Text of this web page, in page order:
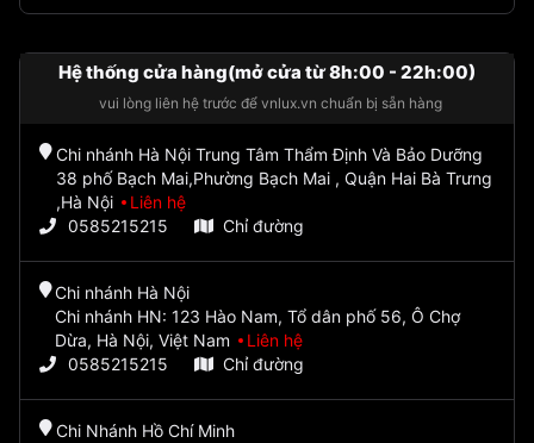
Hệ thống cửa hàng(mở cửa từ 8h:00 - 22h:00)
vui lòng liên hệ trước để vnlux.vn chuẩn bị sẵn hàng
Chi nhánh Hà Nội Trung Tâm Thẩm Định Và Bảo Dưỡng
38 phố Bạch Mai,Phường Bạch Mai , Quận Hai Bà Trưng
,Hà Nội
Liên hệ
0585215215
Chỉ đường
Chi nhánh Hà Nội
Chi nhánh HN: 123 Hào Nam, Tổ dân phố 56, Ô Chợ
Dừa, Hà Nội, Việt Nam
Liên hệ
0585215215
Chỉ đường
Chi Nhánh Hồ Chí Minh